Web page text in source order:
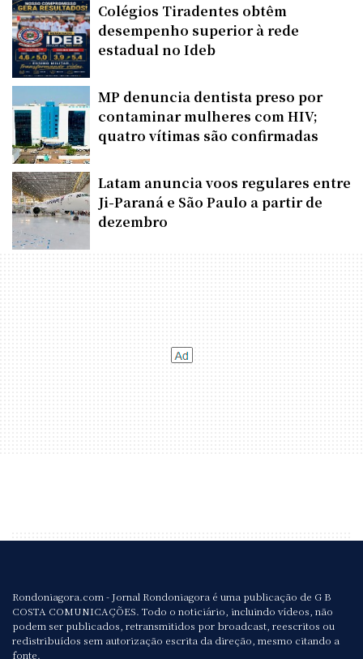
Colégios Tiradentes obtêm
desempenho superior à rede
estadual no Ideb
MP denuncia dentista preso por
contaminar mulheres com HIV;
quatro vítimas são confirmadas
Latam anuncia voos regulares entre
Ji-Paraná e São Paulo a partir de
dezembro
Rondoniagora.com - Jornal Rondoniagora é uma publicação de G B
COSTA COMUNICAÇÕES. Todo o noticiário, incluindo vídeos, não
podem ser publicados, retransmitidos por broadcast, reescritos ou
redistribuídos sem autorização escrita da direção, mesmo citando a
fonte.